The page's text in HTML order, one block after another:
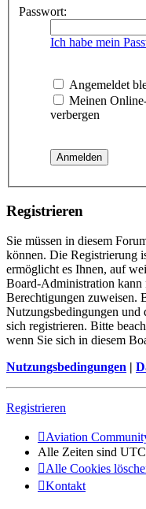
Passwort:
Ich habe mein
Angemeldet
Meinen
verbergen
Registrieren
Sie müssen in diesem
können. Die Registrierung
ermöglicht es Ihnen, auf
Board-Administration kann
Berechtigungen zuweisen.
Nutzungsbedingungen und
sich registrieren. Bitte
wenn Sie sich in diesem
Nutzungsbedingungen |
Registrieren
Aviation
Alle Zeiten sind
Alle Cookies
Kontakt